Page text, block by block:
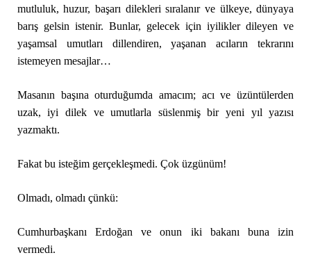
mutluluk, huzur, başarı dilekleri sıralanır ve ülkeye, dünyaya
barış gelsin istenir. Bunlar, gelecek için iyilikler dileyen ve
yaşamsal umutları dillendiren, yaşanan acıların tekrarını
istemeyen mesajlar…
Masanın başına oturduğumda amacım; acı ve üzüntülerden
uzak, iyi dilek ve umutlarla süslenmiş bir yeni yıl yazısı
yazmaktı.
Fakat bu isteğim gerçekleşmedi. Çok üzgünüm!
Olmadı, olmadı çünkü:
Cumhurbaşkanı Erdoğan ve onun iki bakanı buna izin
vermedi.